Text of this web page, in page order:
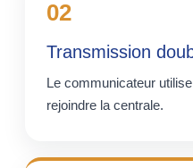
02
Transmission
Le communicateur
rejoindre la centrale.